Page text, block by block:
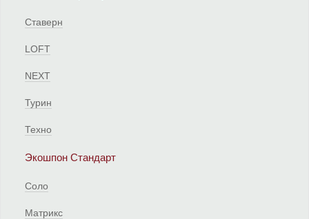
Ставерн
LOFT
NEXT
Турин
Техно
Экошпон Стандарт
Соло
Матрикс